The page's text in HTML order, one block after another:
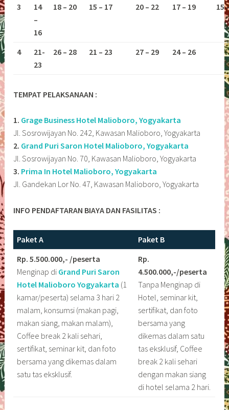
3
14
–
16
18 – 20 15 – 17 20 – 22 17 – 19 15
4
21-
23
26 – 28 21 – 23 27 – 29 24 – 26
TEMPAT PELAKSANAAN :
1. Grage Business Hotel Malioboro, Yogyakarta
Jl. Sosrowijayan No. 242, Kawasan Malioboro, Yogyakarta
2. Grand Puri Saron Hotel Malioboro, Yogyakarta
Jl. Sosrowijayan No. 70, Kawasan Malioboro, Yogyakarta
3. Prima In Hotel Malioboro, Yogyakarta
Jl. Gandekan Lor No. 47, Kawasan Malioboro, Yogyakarta
INFO PENDAFTARAN BIAYA DAN FASILITAS :
Paket A
Paket B
Rp. 5.500.000,- /peserta
Menginap di Grand Puri Saron
Hotel Malioboro Yogyakarta (1
kamar/peserta) selama 3 hari 2
malam, konsumsi (makan pagi,
makan siang, makan malam),
Coffee break 2 kali sehari,
sertifikat, seminar kit, dan foto
bersama yang dikemas dalam
satu tas eksklusif.
Rp.
4.500.000,-/peserta
Tanpa Menginap di
Hotel, seminar kit,
sertifikat, dan foto
bersama yang
dikemas dalam satu
tas eksklusif, Coffee
break 2 kali sehari
dengan makan siang
di hotel selama 2 hari.